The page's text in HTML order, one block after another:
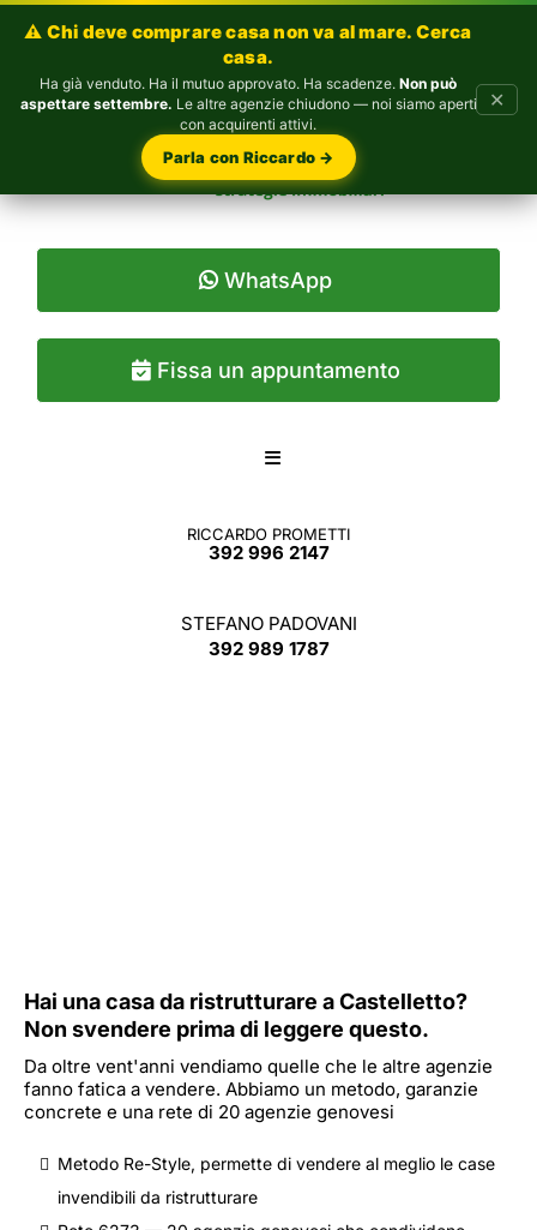
WhatsApp
Fissa un appuntamento
RICCARDO PROMETTI
392 996 2147
STEFANO PADOVANI
392 989 1787
⚠️ Chi deve comprare casa non va al mare. Cerca
casa.
Ha già venduto. Ha il mutuo approvato. Ha scadenze. Non può
aspettare settembre. Le altre agenzie chiudono — noi siamo aperti
con acquirenti attivi.
Parla con Riccardo →
✕
Hai una casa da ristrutturare a Castelletto?
Non svendere prima di leggere questo.
Da oltre vent'anni vendiamo quelle che le altre agenzie
fanno fatica a vendere. Abbiamo un metodo, garanzie
concrete e una rete di 20 agenzie genovesi
Metodo Re-Style, permette di vendere al meglio le case
invendibili da ristrutturare